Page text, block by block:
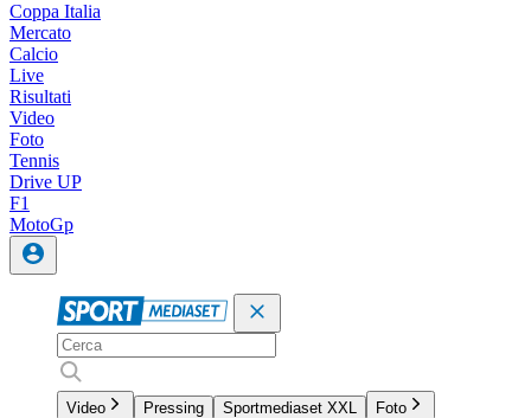
Coppa Italia
Mercato
Calcio
Live
Risultati
Video
Foto
Tennis
Drive UP
F1
MotoGp
Video Pressing Sportmediaset XXL
Foto